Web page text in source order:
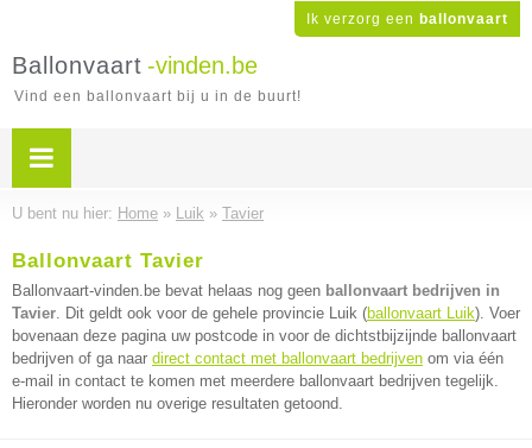
Ik verzorg een ballonvaart
Ballonvaart -vinden.be
Vind een ballonvaart bij u in de buurt!
U bent nu hier: Home » Luik » Tavier
Ballonvaart Tavier
Ballonvaart-vinden.be bevat helaas nog geen ballonvaart bedrijven in
Tavier. Dit geldt ook voor de gehele provincie Luik (ballonvaart Luik). Voer
bovenaan deze pagina uw postcode in voor de dichtstbijzijnde ballonvaart
bedrijven of ga naar direct contact met ballonvaart bedrijven om via één
e-mail in contact te komen met meerdere ballonvaart bedrijven tegelijk.
Hieronder worden nu overige resultaten getoond.